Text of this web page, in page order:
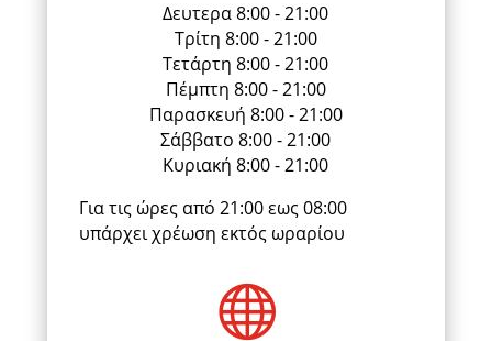
Δευτερα 8:00 - 21:00
Τρίτη 8:00 - 21:00
Τετάρτη 8:00 - 21:00
Πέμπτη 8:00 - 21:00
Παρασκευή 8:00 - 21:00
Σάββατο 8:00 - 21:00
Κυριακή 8:00 - 21:00
Για τις ώρες από 21:00 εως 08:00
υπάρχει χρέωση εκτός ωραρίου
